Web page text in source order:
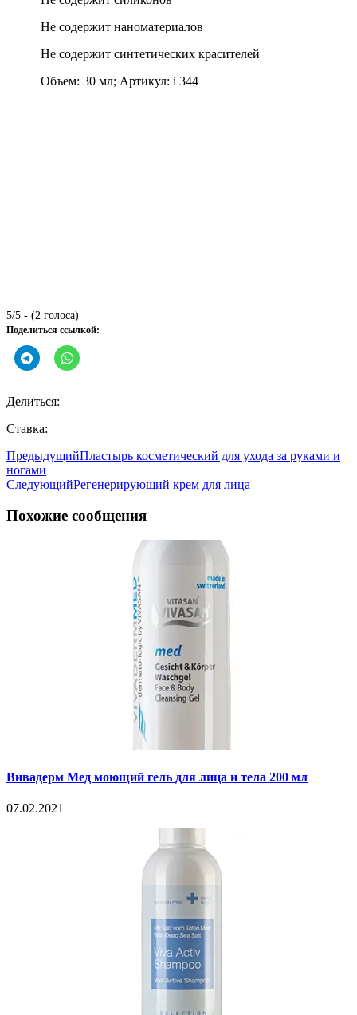
Не содержит наноматериалов
Не содержит синтетических красителей
Объем: 30 мл; Артикул: i 344
5/5 - (2 голоса)
Поделиться ссылкой:
Делиться:
Ставка:
ПредыдущийПластырь косметический для ухода за руками и
ногами
СледующийРегенерирующий крем для лица
Похожие сообщения
Вивадерм Мед моющий гель для лица и тела 200 мл
07.02.2021